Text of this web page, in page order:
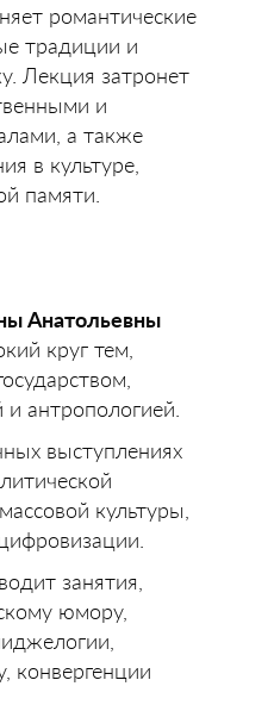
романтические
традиции и
Лекция затронет
и
а также
в культуре,
памяти.
Анатольевны
круг тем,
и антропологией.
выступлениях
культуры,
занятия,
юмору,
конвергенции